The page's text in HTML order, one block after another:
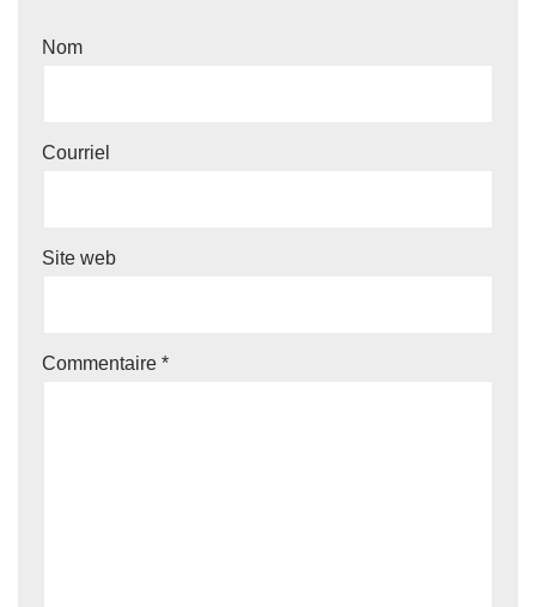
Nom
Courriel
Site web
Commentaire *